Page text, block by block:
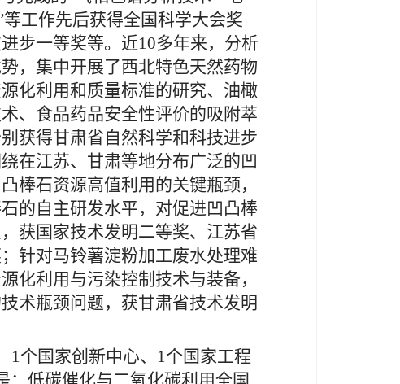
工作先后获得全国科学大会奖
步一等奖等。近10多年来，分析
，集中开展了西北特色天然药物
化利用和质量标准的研究、油橄
、食品药品安全性评价的吸附萃
获得甘肃省自然科学和科技进步
在江苏、甘肃等地分布广泛的凹
棒石资源高值利用的关键瓶颈，
的自主研发水平，对促进凹凸棒
获国家技术发明二等奖、江苏省
针对马铃薯淀粉加工废水处理难
化利用与污染控制技术与装备，
术瓶颈问题，获甘肃省技术发明
1个国家创新中心、1个国家工程
：低碳催化与二氧化碳利用全国